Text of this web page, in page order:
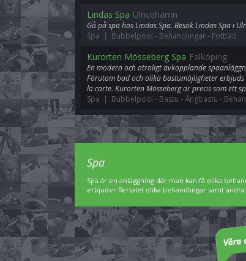
Lindas Spa Ulricehamn
Gå på spa hos Lindas Spa. Besök Lindas Spa i
Spa | Bubbelpool - Behandlingar- Fotbad
Kurorten Mösseberg Spa Falköping
En modern och otroligt avkopplande
Förutom bad och olika bastumöjligheter
la carte. Kurorten Mösseberg är precis som ett
Spa | Bubbelpool - Bastu - Ångbastu -
Spa
Spa är en anläggning där man kan få olika
erbjuder flertalet olika behandlingar samt